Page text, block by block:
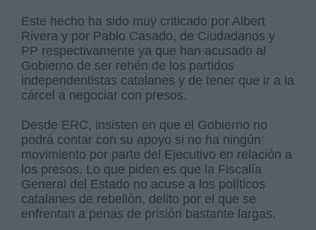
Este hecho ha sido muy criticado por Albert
Rivera y por Pablo Casado, de Ciudadanos y
PP respectivamente ya que han acusado al
Gobierno de ser rehén de los partidos
independentistas catalanes y de tener que ir a la
cárcel a negociar con presos.
Desde ERC, insisten en que el Gobierno no
podrá contar con su apoyo si no ha ningún
movimiento por parte del Ejecutivo en relación a
los presos. Lo que piden es que la Fiscalía
General del Estado no acuse a los políticos
catalanes de rebelión, delito por el que se
enfrentan a penas de prisión bastante largas.